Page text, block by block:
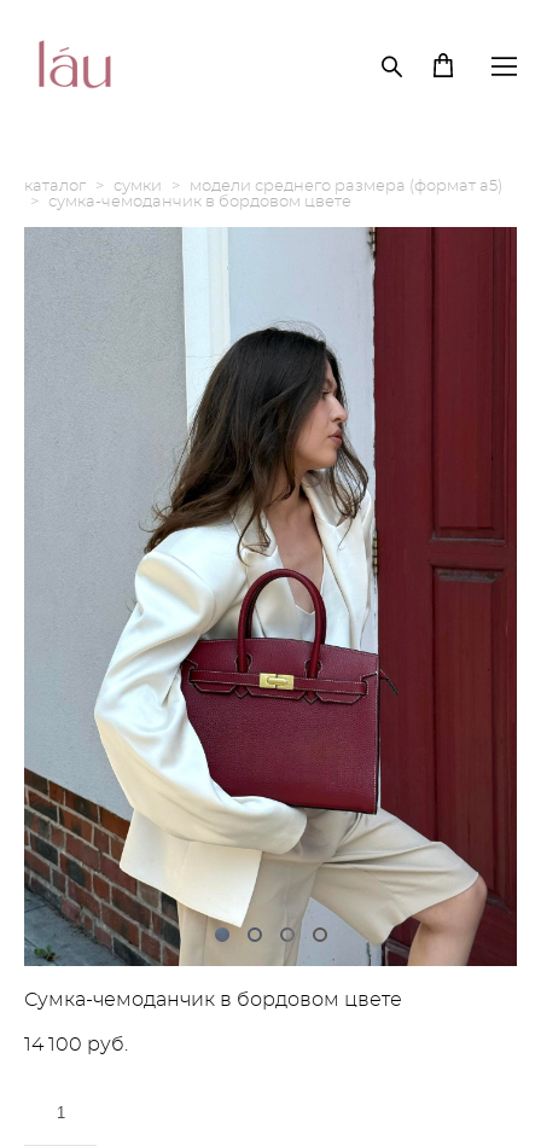
каталог > сумки >
модели среднего размера (формат а5)
>
сумка-чемоданчик в бордовом цвете
Сумка-чемоданчик в бордовом цвете
14 100 pуб.